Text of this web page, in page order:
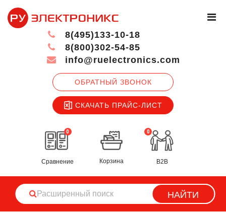
ОБРАТНЫЙ ЗВОНОК
СКАЧАТЬ ПРАЙС-ЛИСТ
8(495)133-10-18
8(800)302-54-85
info@ruelectronics.com
0
Сравнение
0
Корзина B2B
НАЙТИ